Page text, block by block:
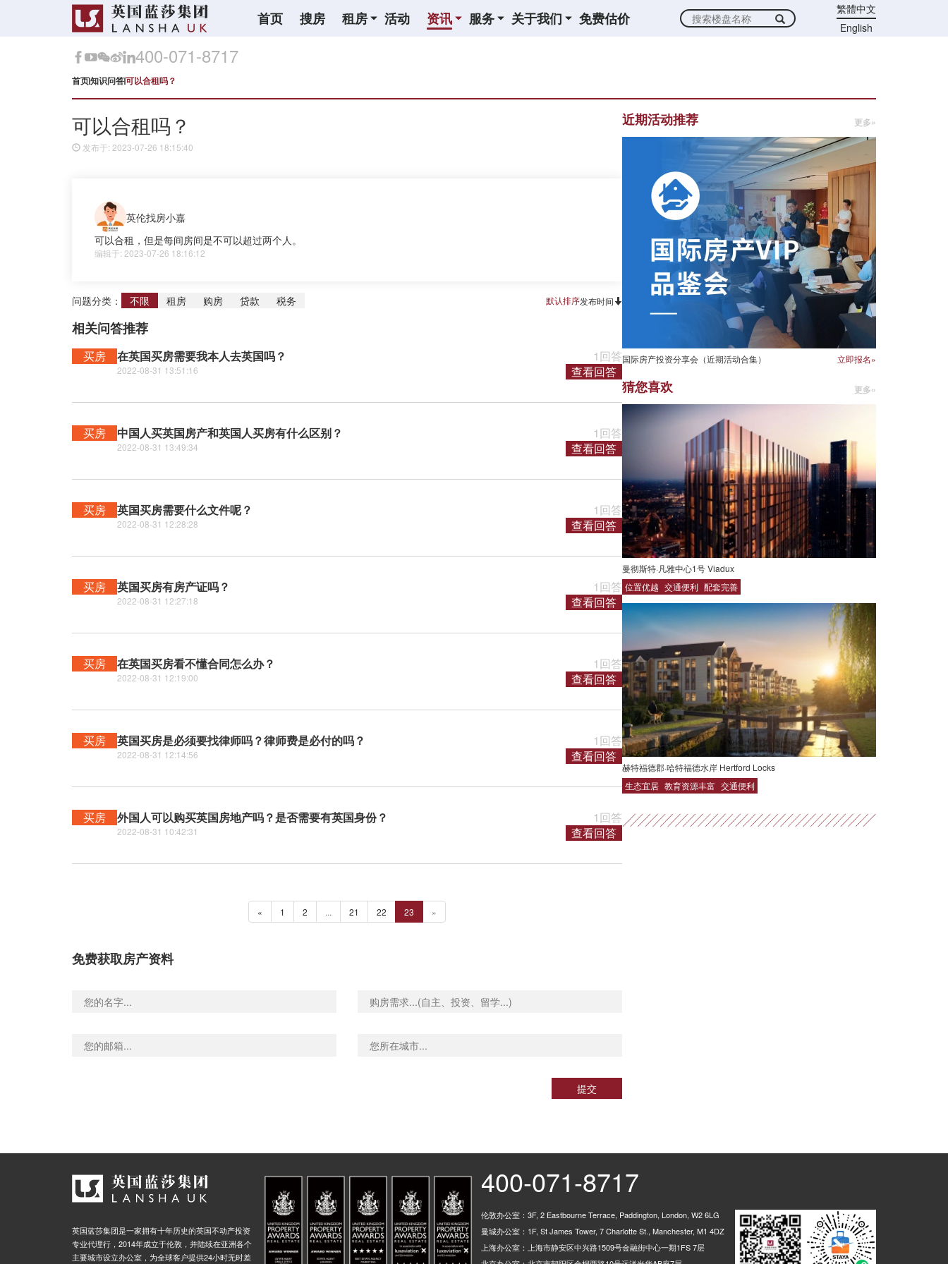
首页 搜房 租房 活动 资讯 服务 关于我们 免费估价
繁體中文
English
400-071-8717
首页知识问答可以合租吗？
可以合租吗？
发布于: 2023-07-26 18:15:40
英伦找房小嘉
可以合租，但是每间房间是不可以超过两个人。
编辑于: 2023-07-26 18:16:12
问题分类： 不限 租房 购房 贷款 税务 默认排序发布时间
相关问答推荐
买房 在英国买房需要我本人去英国吗？
2022-08-31 13:51:16
1回答
查看回答
买房 中国人买英国房产和英国人买房有什么区别？
2022-08-31 13:49:34
1回答
查看回答
买房 英国买房需要什么文件呢？
2022-08-31 12:28:28
1回答
查看回答
买房 英国买房有房产证吗？
2022-08-31 12:27:18
1回答
查看回答
买房 在英国买房看不懂合同怎么办？
2022-08-31 12:19:00
1回答
查看回答
买房 英国买房是必须要找律师吗？律师费是必付的吗？
2022-08-31 12:14:56
1回答
查看回答
买房 外国人可以购买英国房地产吗？是否需要有英国身份？
2022-08-31 10:42:31
1回答
查看回答
« 1 2 ... 21 22 23 »
免费获取房产资料
提交
近期活动推荐 更多»
国际房产投资分享会（近期活动合集） 立即报名»
猜您喜欢 更多»
曼彻斯特·凡雅中心1号 Viadux
位置优越 交通便利 配套完善
赫特福德郡·哈特福德水岸 Hertford Locks
生态宜居 教育资源丰富 交通便利
英国蓝莎集团是一家拥有十年历史的英国不动产投资
专业代理行，2014年成立于伦敦，并陆续在亚洲各个
主要城市设立办公室，为全球客户提供24小时无时差
400-071-8717
伦敦办公室：3F, 2 Eastbourne Terrace, Paddington, London, W2 6LG
曼城办公室：1F, St James Tower, 7 Charlotte St., Manchester, M1 4DZ
上海办公室：上海市静安区中兴路1509号金融街中心一期1FS 7层